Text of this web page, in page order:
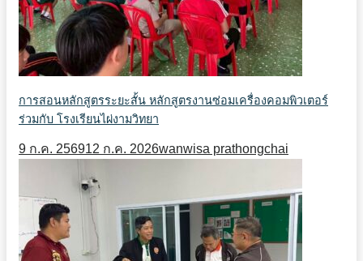
การสอนหลักสูตรระยะสั้น หลักสูตรงานซ่อมเครื่องคอมพิวเตอร์
ร่วมกับ โรงเรียนไผ่งามวิทยา
9 ก.ค. 256912 ก.ค. 2026wanwisa prathongchai